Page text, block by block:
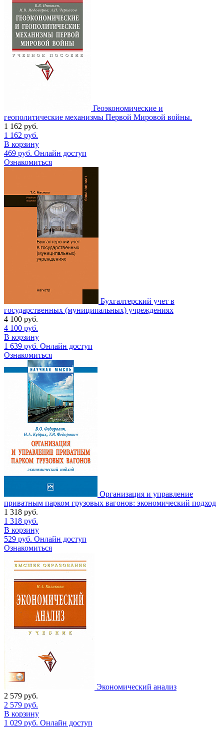
Геоэкономические и
геополитические механизмы Первой Мировой войны.
1 162 руб.
1 162 руб.
В корзину
469 руб. Онлайн доступ
Ознакомиться
Бухгалтерский учет в
государственных (муниципальных) учреждениях
4 100 руб.
4 100 руб.
В корзину
1 639 руб. Онлайн доступ
Ознакомиться
Организация и управление
приватным парком грузовых вагонов: экономический подход
1 318 руб.
1 318 руб.
В корзину
529 руб. Онлайн доступ
Ознакомиться
Экономический анализ
2 579 руб.
2 579 руб.
В корзину
1 029 руб. Онлайн доступ